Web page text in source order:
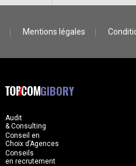
Mentions légales
GIBORY
Audit
& Consulting
Conseil en
Choix d’Agences
Conseils
en recrutement